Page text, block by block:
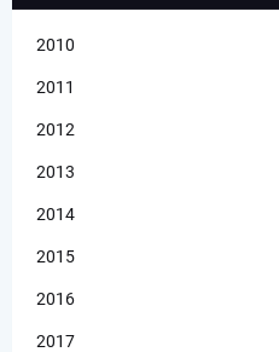
2010
2011
2012
2013
2014
2015
2016
2017